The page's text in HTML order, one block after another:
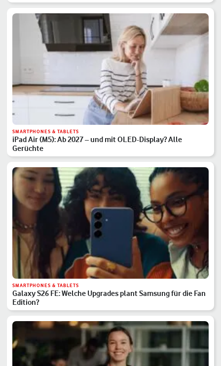
SMARTPHONES & TABLETS
iPad Air (M5): Ab 2027 – und mit OLED-Display? Alle
Gerüchte
SMARTPHONES & TABLETS
Galaxy S26 FE: Welche Upgrades plant Samsung für die Fan
Edition?